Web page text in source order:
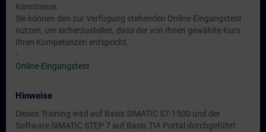
Kenntnisse.
Sie können den zur Verfügung stehenden Online-Eingangstest
nutzen, um sicherzustellen, dass der von Ihnen gewählte Kurs
Ihren Kompetenzen entspricht.
-
Online-Eingangstest
Hinweise
Dieses Training wird auf Basis SIMATIC S7-1500 und der
Software SIMATIC STEP 7 auf Basis TIA Portal durchgeführt.